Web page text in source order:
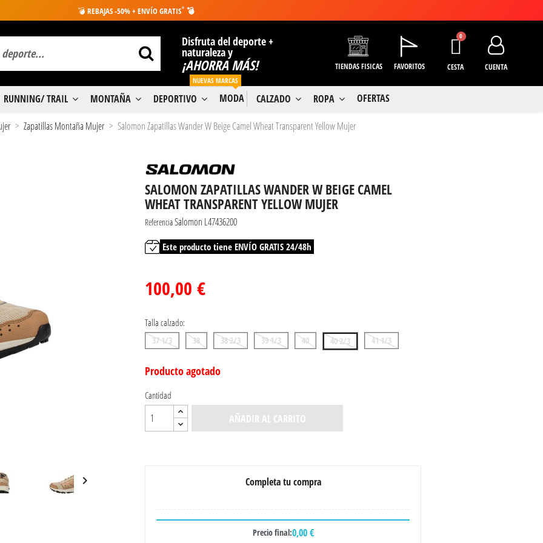
💣 REBAJAS -50% + ENVÍO GRATIS* 💣
Disfruta del deporte +
naturaleza y
¡AHORRA MÁS! TIENDAS FISICAS FAVORITOS CESTA CUENTA
RUNNING/ TRAIL MONTAÑA DEPORTIVO MODA
NUEVAS MARCAS
CALZADO ROPA OFERTAS
Zapatillas Montaña Mujer Salomon Zapatillas Wander W Beige Camel Wheat Transparent Yellow Mujer

SALOMON ZAPATILLAS WANDER W BEIGE CAMEL
WHEAT TRANSPARENT YELLOW MUJER
ReferenciaSalomon L47436200
Este producto tiene ENVÍO GRATIS 24/48h
100,00 €
Talla calzado:
37 1/3 38 38 2/3 39 1/3 40 40 2/3 41 1/3
Producto agotado
Cantidad
AÑADIR AL CARRITO
Completa tu compra
Precio final:0,00 €